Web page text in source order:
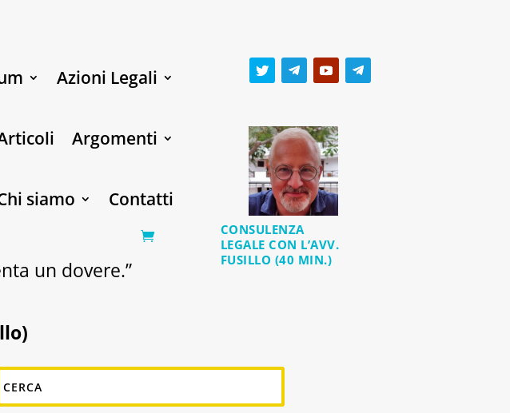
Azioni Legali
Argomenti
siamo Contatti
un dovere.”
CONSULENZA
LEGALE CON L’AVV.
FUSILLO (40 MIN.)